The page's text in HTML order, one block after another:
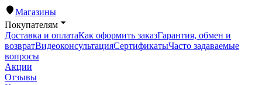
Магазины
Покупателям
Доставка и оплатаКак оформить заказГарантия, обмен и
возвратВидеоконсультацияСертификатыЧасто задаваемые
вопросы
Акции
Отзывы